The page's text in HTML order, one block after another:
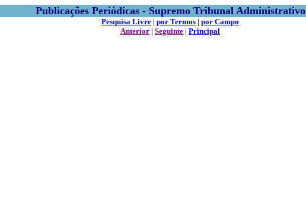
Publicações Periódicas - Supremo Tribunal Administrativo
Pesquisa Livre | por Termos | por Campo
Anterior | Seguinte | Principal